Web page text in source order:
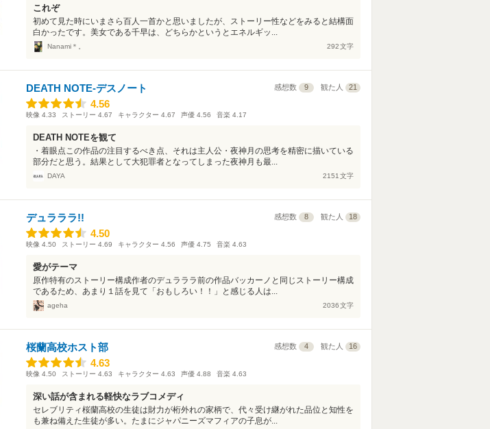
これぞ
初めて見た時にいまさら百人一首かと思いましたが、ストーリー性などをみると結構面
白かったです。美女である千早は、どちらかというとエネルギッ...
Nanami＊。 292文字
DEATH NOTE-デスノート 感想数 9 観た人 21
4.56
4.56
映像 4.33 ストーリー 4.67 キャラクター 4.67 声優 4.56 音楽 4.17
DEATH NOTEを観て
・着眼点この作品の注目するべき点、それは主人公・夜神月の思考を精密に描いている
部分だと思う。結果として大犯罪者となってしまった夜神月も最...
DAYA 2151 文字
デュラララ!! 感想数 8 観た人 18
4.50
4.50
映像 4.50 ストーリー 4.69 キャラクター 4.56 声優 4.75 音楽 4.63
愛がテーマ
原作特有のストーリー構成作者のデュラララ前の作品バッカーノと同じストーリー構成
であるため、あまり１話を見て「おもしろい！！」と感じる人は...
ageha 2036文字
桜蘭高校ホスト部 感想数 4 観た人 16
4.63
4.63
映像 4.50 ストーリー 4.63 キャラクター 4.63 声優 4.88 音楽 4.63
深い話が含まれる軽快なラブコメディ
セレブリティ桜蘭高校の生徒は財力が桁外れの家柄で、代々受け継がれた品位と知性を
も兼ね備えた生徒が多い。たまにジャパニーズマフィアの子息が...